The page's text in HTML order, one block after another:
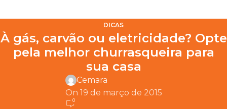
DICAS
À gás, carvão ou eletricidade? Opte
pela melhor churrasqueira para
sua casa
Cemara
On 19 de março de 2015
0